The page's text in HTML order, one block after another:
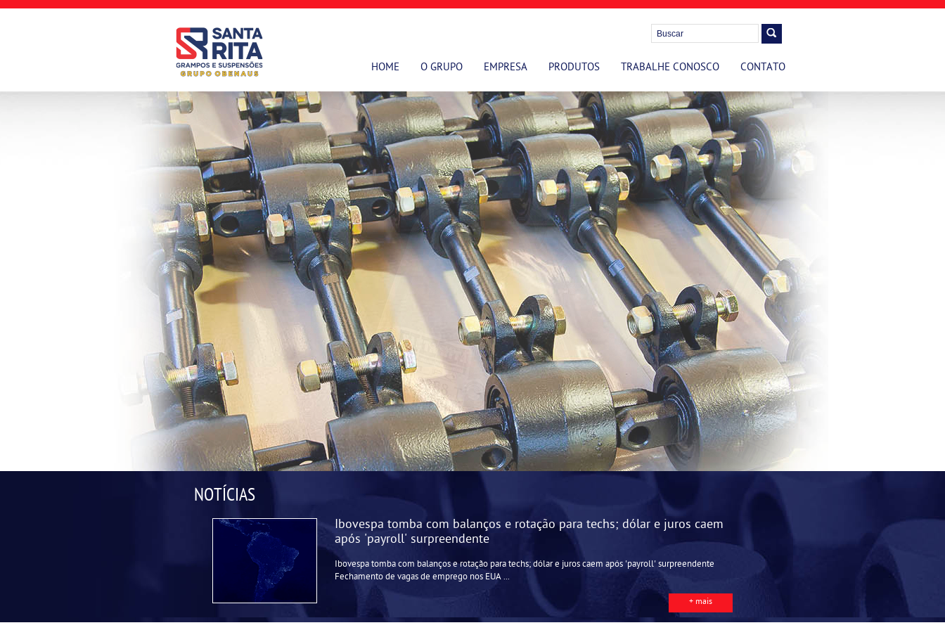
HOME O GRUPO EMPRESA PRODUTOS TRABALHE CONOSCO CONTATO
NOTÍCIAS
Ibovespa tomba com balanços e rotação para techs; dólar e juros caem
após 'payroll' surpreendente
Ibovespa tomba com balanços e rotação para techs; dólar e juros caem após 'payroll' surpreendente
Fechamento de vagas de emprego nos EUA ...
+ mais